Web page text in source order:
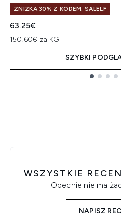
ZNIŻKA 30% Z KODEM: SALELF
63.25€
150.60€ za KG
SZYBKI
WSZYSTKIE
Obecnie nie ma
NAPISZ